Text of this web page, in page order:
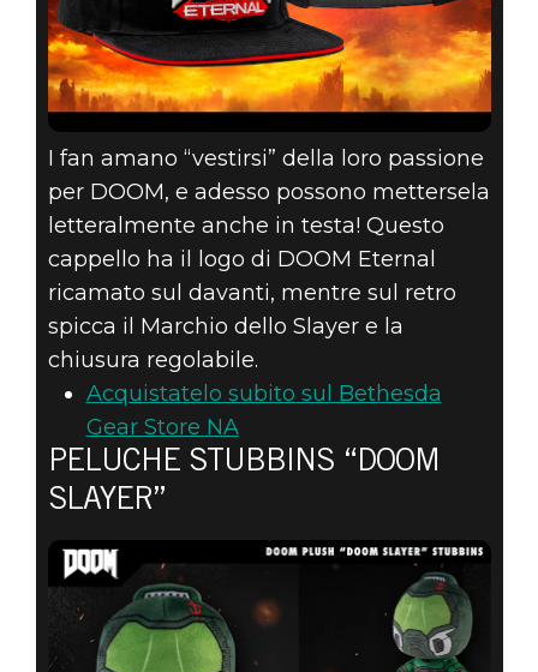
I fan amano “vestirsi” della loro passione
per DOOM, e adesso possono mettersela
letteralmente anche in testa! Questo
cappello ha il logo di DOOM Eternal
ricamato sul davanti, mentre sul retro
spicca il Marchio dello Slayer e la
chiusura regolabile.
Acquistatelo subito sul Bethesda
Gear Store NA
PELUCHE STUBBINS “DOOM
SLAYER”